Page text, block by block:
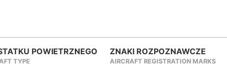
POWIETRZNEGO
TYPE
ZNAKI ROZPOZNAWCZE
AIRCRAFT REGISTRATION MARKS